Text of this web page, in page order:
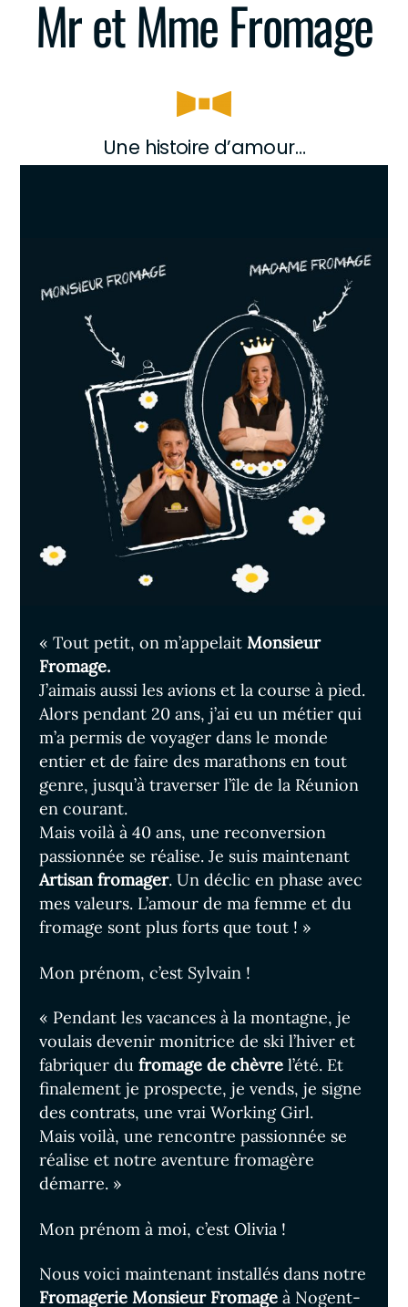
Mr et Mme Fromage
Une histoire d’amour…
« Tout petit, on m’appelait Monsieur
Fromage.
J’aimais aussi les avions et la course à pied.
Alors pendant 20 ans, j’ai eu un métier qui
m’a permis de voyager dans le monde
entier et de faire des marathons en tout
genre, jusqu’à traverser l’île de la Réunion
en courant.
Mais voilà à 40 ans, une reconversion
passionnée se réalise. Je suis maintenant
Artisan fromager. Un déclic en phase avec
mes valeurs. L’amour de ma femme et du
fromage sont plus forts que tout ! »
Mon prénom, c’est Sylvain !
« Pendant les vacances à la montagne, je
voulais devenir monitrice de ski l’hiver et
fabriquer du fromage de chèvrel’été. Et
finalement je prospecte, je vends, je signe
des contrats, une vrai Working Girl.
Mais voilà, une rencontre passionnée se
réalise et notre aventure fromagère
démarre. »
Mon prénom à moi, c’est Olivia !
Nous voici maintenant installés dans notre
Fromagerie Monsieur Fromageà Nogent-